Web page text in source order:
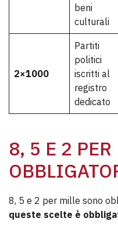
beni
culturali
2×1000
Partiti
politici
iscritti al
registro
dedicato
8, 5 E 2
8, 5 e 2 per mille sono
queste scelte è